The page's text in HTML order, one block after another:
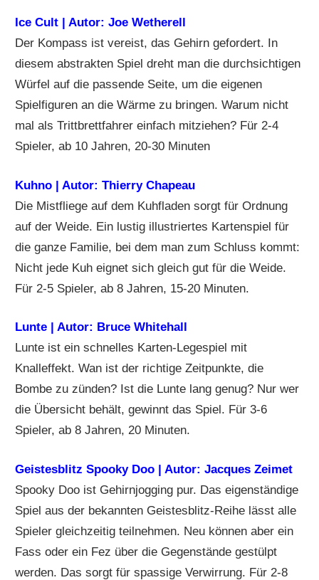
Ice Cult | Autor: Joe Wetherell
Der Kompass ist vereist, das Gehirn gefordert. In
diesem abstrakten Spiel dreht man die durchsichtigen
Würfel auf die passende Seite, um die eigenen
Spielfiguren an die Wärme zu bringen. Warum nicht
mal als Trittbrettfahrer einfach mitziehen? Für 2-4
Spieler, ab 10 Jahren, 20-30 Minuten
Kuhno | Autor: Thierry Chapeau
Die Mistfliege auf dem Kuhfladen sorgt für Ordnung
auf der Weide. Ein lustig illustriertes Kartenspiel für
die ganze Familie, bei dem man zum Schluss kommt:
Nicht jede Kuh eignet sich gleich gut für die Weide.
Für 2-5 Spieler, ab 8 Jahren, 15-20 Minuten.
Lunte | Autor: Bruce Whitehall
Lunte ist ein schnelles Karten-Legespiel mit
Knalleffekt. Wan ist der richtige Zeitpunkte, die
Bombe zu zünden? Ist die Lunte lang genug? Nur wer
die Übersicht behält, gewinnt das Spiel. Für 3-6
Spieler, ab 8 Jahren, 20 Minuten.
Geistesblitz Spooky Doo | Autor: Jacques Zeimet
Spooky Doo ist Gehirnjogging pur. Das eigenständige
Spiel aus der bekannten Geistesblitz-Reihe lässt alle
Spieler gleichzeitig teilnehmen. Neu können aber ein
Fass oder ein Fez über die Gegenstände gestülpt
werden. Das sorgt für spassige Verwirrung. Für 2-8